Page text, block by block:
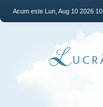
Acum este Lun, Aug 10 2026